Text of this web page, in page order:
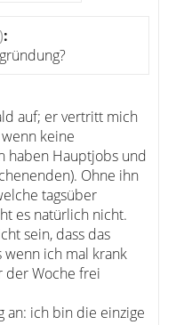
:
auf; er vertritt mich
keine
haben Hauptjobs und
Ohne ihn
tagsüber
es natürlich nicht.
sein, dass das
ich mal krank
der Woche frei
an: ich bin die einzige